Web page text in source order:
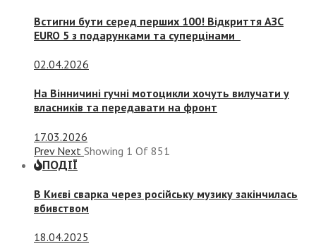
Встигни бути серед перших 100! Відкриття АЗС
EURO 5 з подарунками та суперцінами
02.04.2026
На Вінничині гучні мотоцикли хочуть вилучати у
власників та передавати на фронт
17.03.2026
Prev Next Showing 1 Of 851
ПОДІЇ
В Києві сварка через російську музику закінчилась
вбивством
18.04.2025